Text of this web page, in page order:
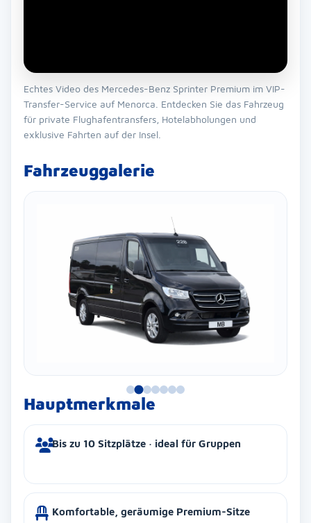
Echtes Video des Mercedes-Benz Sprinter Premium im VIP-
Transfer-Service auf Menorca. Entdecken Sie das Fahrzeug
für private Flughafentransfers, Hotelabholungen und
exklusive Fahrten auf der Insel.
Fahrzeuggalerie
Hauptmerkmale
Bis zu 10 Sitzplätze · ideal für Gruppen
Komfortable, geräumige Premium-Sitze